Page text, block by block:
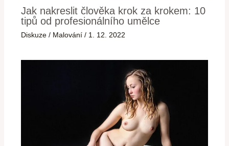
Jak nakreslit člověka krok za krokem: 10
tipů od profesionálního umělce
Diskuze / Malování / 1. 12. 2022